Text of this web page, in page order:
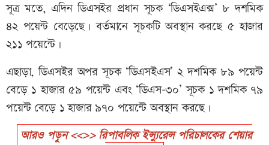
সূত্র মতে, এদিন ডিএসইর প্রধান সূচক ‘ডিএসইএক্স’ ৮ দশমিক
৪২ পয়েন্ট বেড়েছে। বর্তমানে সূচকটি অবস্থান করছে ৫ হাজার
২১১ পয়েন্টে।
এছাড়া, ডিএসইর অপর সূচক ‘ডিএসইএস’ ২ দশমিক ৮৯ পয়েন্ট
বেড়ে ১ হাজার ৫৯ পয়েন্ট এবং ‘ডিএস-৩০’ সূচক ১ দশমিক ৭৯
পয়েন্ট বেড়ে ১ হাজার ৯৭০ পয়েন্টে অবস্থান করছে।
আরও পড়ুন <<>> রিপাবলিক ইন্স্যুরেন্স পরিচালকের শেয়ার